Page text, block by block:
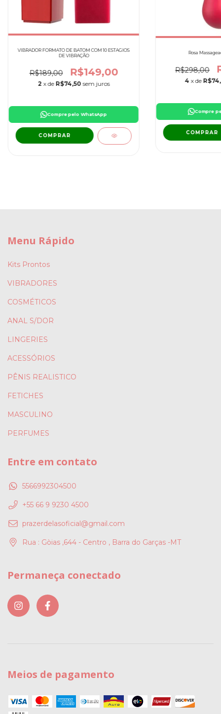
VIBRADOR FORMATO DE BATOM COM 10 ESTAGIOS
DE VIBRAÇÃO
R$189,00 R$149,00
2 x de R$74,50 sem juros
Compre pelo WhatsApp
COMPRAR
Rosa
R$298,00
4 x de
Compre
COMPRAR
Menu Rápido
Kits Prontos
VIBRADORES
COSMÉTICOS
ANAL S/DOR
LINGERIES
ACESSÓRIOS
PÊNIS REALISTICO
FETICHES
MASCULINO
PERFUMES
Entre em contato
5566992304500
+55 66 9 9230 4500
prazerdelasoficial@gmail.com
Rua : Gòias ,644 - Centro , Barra do Garças -MT
Permaneça conectado
Meios de pagamento